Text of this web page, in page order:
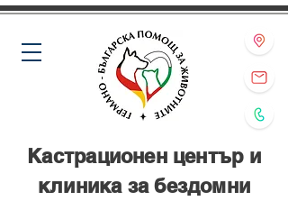
Кастрационен център и
клиника за бездомни